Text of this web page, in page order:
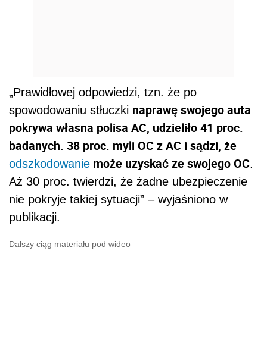
„Prawidłowej odpowiedzi, tzn. że po
spowodowaniu stłuczki naprawę swojego auta
pokrywa własna polisa AC, udzieliło 41 proc.
badanych. 38 proc. myli OC z AC i sądzi, że
odszkodowanie może uzyskać ze swojego OC.
Aż 30 proc. twierdzi, że żadne ubezpieczenie
nie pokryje takiej sytuacji” – wyjaśniono w
publikacji.
Dalszy ciąg materiału pod wideo